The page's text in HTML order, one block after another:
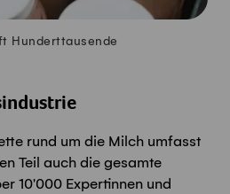
H underttausende
rund um die Milch umfasst
Teil auch die gesamte
10'000 Expertinnen und